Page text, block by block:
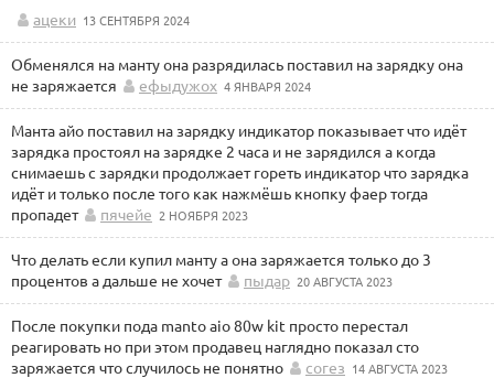
ацеки 13 СЕНТЯБРЯ 2024
Обменялся на манту она разрядилась поставил на зарядку она
не заряжается
ефыдужох 4 ЯНВАРЯ 2024
Манта айо поставил на зарядку индикатор показывает что идёт
зарядка простоял на зарядке 2 часа и не зарядился а когда
снимаешь с зарядки продолжает гореть индикатор что зарядка
идёт и только после того как нажмёшь кнопку фаер тогда
пропадет
пячейе 2 НОЯБРЯ 2023
Что делать если купил манту а она заряжается только до 3
процентов а дальше не хочет
пыдар 20 АВГУСТА 2023
После покупки пода manto aio 80w kit просто перестал
реагировать но при этом продавец наглядно показал сто
заряжается что случилось не понятно
согез 14 АВГУСТА 2023